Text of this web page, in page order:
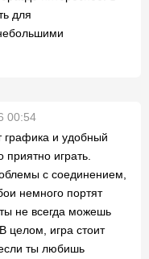
для
00:54
графика и удобный
играть.
с соединением,
немного портят
не всегда можешь
целом, игра стоит
ты любишь